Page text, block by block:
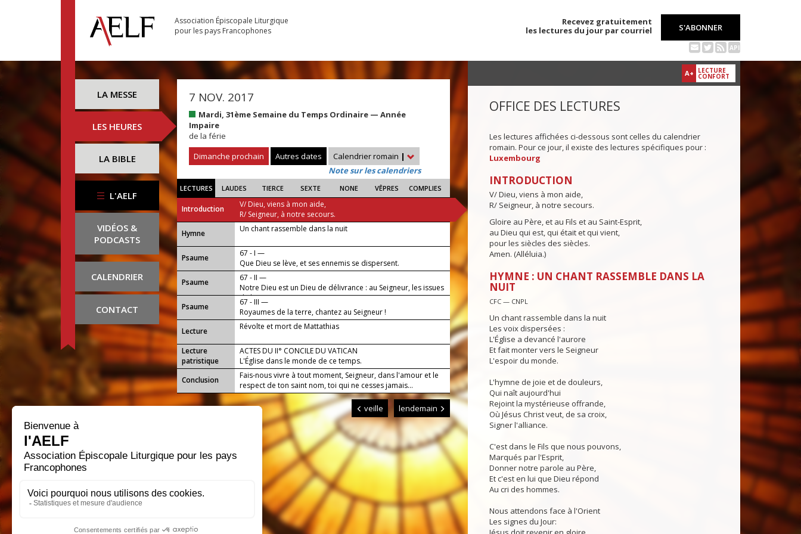
Association Épiscopale Liturgique
pour les pays Francophones
Recevez gratuitement
les lectures du jour par courriel
S'ABONNER
API
LA MESSE
LES HEURES
LA BIBLE
L'AELF
VIDÉOS &
PODCASTS
CALENDRIER
CONTACT
7 NOV. 2017
Mardi, 31ème Semaine du Temps Ordinaire — Année
Impaire
de la férie
Dimanche prochain
Autres dates Calendrier romain |
Note sur les calendriers
LECTURES LAUDES TIERCE SEXTE NONE VÊPRES COMPLIES
Introduction
V/ Dieu, viens à mon aide,
R/ Seigneur, à notre secours.
...
Hymne Un chant rassemble dans la nuit
Psaume
67 - I —
Que Dieu se lève, et ses ennemis se dispersent.
Psaume
67 - II —
Notre Dieu est un Dieu de délivrance : au Seigneur, les issues
de la mort.
Psaume
67 - III —
Royaumes de la terre, chantez au Seigneur !
Lecture
Révolte et mort de Mattathias
Lecture
patristique
ACTES DU II° CONCILE DU VATICAN
L'Église dans le monde de ce temps.
Conclusion
Fais-nous vivre à tout moment, Seigneur, dans l'amour et le
respect de ton saint nom, toi qui ne cesses jamais...
veille lendemain
A+ LECTURE
CONFORT
OFFICE DES LECTURES
Les lectures affichées ci-dessous sont celles du calendrier
romain. Pour ce jour, il existe des lectures spécifiques pour :
Luxembourg
INTRODUCTION
V/ Dieu, viens à mon aide,
R/ Seigneur, à notre secours.
Gloire au Père, et au Fils et au Saint-Esprit,
au Dieu qui est, qui était et qui vient,
pour les siècles des siècles.
Amen. (Alléluia.)
HYMNE : UN CHANT RASSEMBLE DANS LA
NUIT
CFC — CNPL
Un chant rassemble dans la nuit
Les voix dispersées :
L'Église a devancé l'aurore
Et fait monter vers le Seigneur
L'espoir du monde.
L'hymne de joie et de douleurs,
Qui naît aujourd'hui
Rejoint la mystérieuse offrande,
Où Jésus Christ veut, de sa croix,
Signer l'alliance.
C'est dans le Fils que nous pouvons,
Marqués par l'Esprit,
Donner notre parole au Père,
Et c'est en lui que Dieu répond
Au cri des hommes.
Nous attendons face à l'Orient
Les signes du Jour: